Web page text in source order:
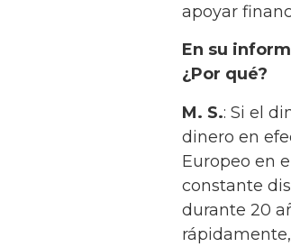
apoyar
En su
¿Por qué?
M. S.: Si el
dinero en
Europeo en
constante
durante 20